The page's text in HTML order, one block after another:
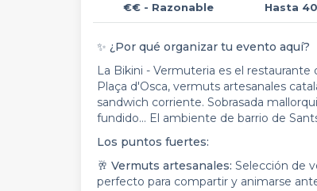
€€ - Razonable Hasta
✨ ¿Por qué organizar tu evento aquí?
La Bikini - Vermuteria es el
Plaça d'Osca, vermuts artesanales
sandwich corriente. Sobrasada
fundido... El ambiente de barrio de
Los puntos fuertes:
🥂 Vermuts artesanales: Selección de
perfecto para compartir y animarse